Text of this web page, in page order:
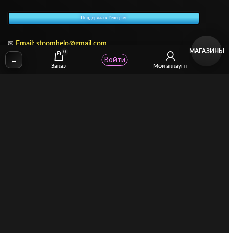
Поддержка в Телеграм
✉ Email: stcomhelp@gmail.com
↔
0
Заказ Мой аккаунт
Войти
МАГАЗИНЫ